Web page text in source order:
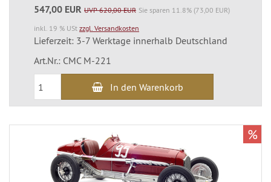
547,00 EUR UVP 620,00 EUR Sie sparen 11.8% (73,00 EUR)
inkl. 19 % USt zzgl. Versandkosten
Lieferzeit: 3-7 Werktage innerhalb Deutschland
Art.Nr.: CMC M-221
In den Warenkorb
%